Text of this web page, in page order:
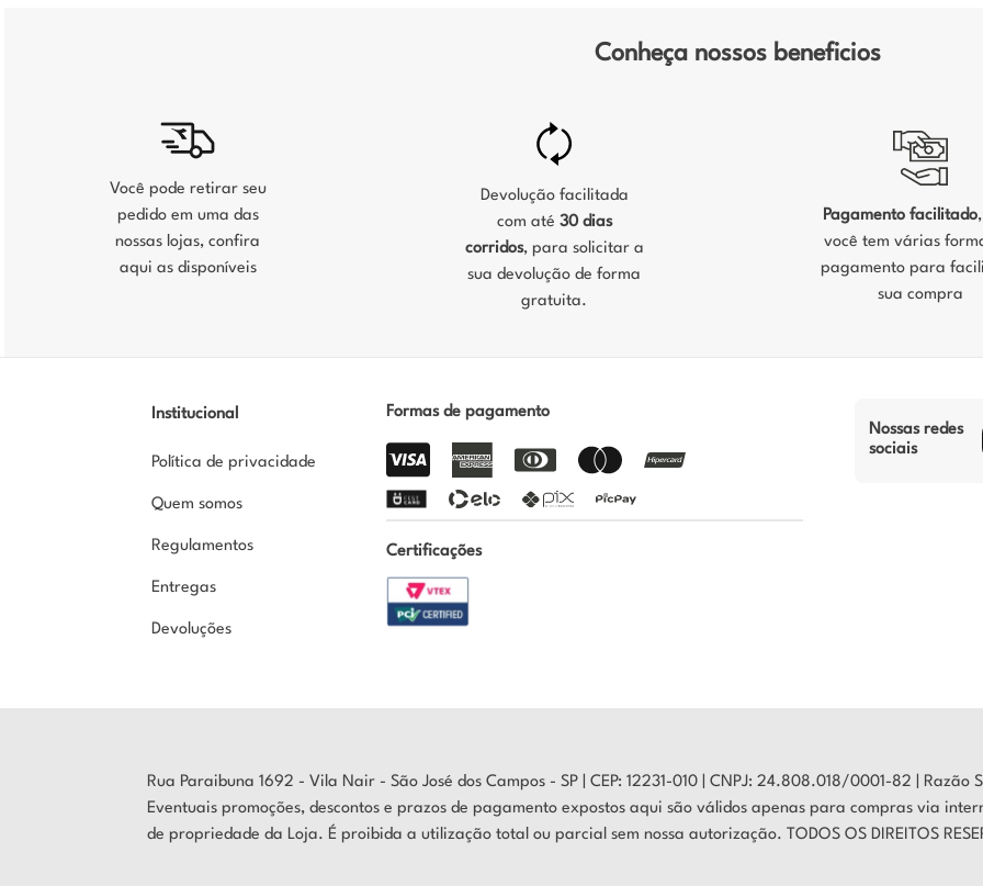
Conheça nossos beneficios
Você pode retirar seu
pedido em uma das
nossas lojas, confira
aqui as disponíveis
Devolução facilitada
com até 30 dias
corridos, para solicitar a
sua devolução de forma
gratuita.
Pagamento facilitado
você tem várias
pagamento para
sua compra
Institucional
Política de privacidade
Quem somos
Regulamentos
Entregas
Devoluções
Formas de pagamento
Certificações
Nossas redes
sociais
Rua Paraibuna 1692 - Vila Nair - São José dos Campos - SP | CEP: 12231-010 | CNPJ: 24.808.018/0001-82 | Razão
Eventuais promoções, descontos e prazos de pagamento expostos aqui são válidos apenas para compras via
de propriedade da Loja. É proibida a utilização total ou parcial sem nossa autorização. TODOS OS DIREITOS